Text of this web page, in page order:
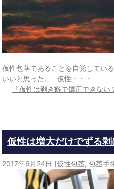
仮性包茎であることを自覚してい
いいと思った。 仮性・・・
「仮性は剥き癖で矯正できな
仮性は増大だけでずる剥
2017年6月24日 [仮性包茎,包茎手